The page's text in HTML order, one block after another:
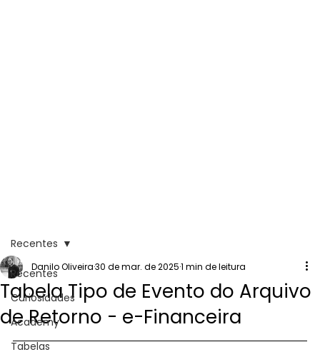
Recentes
Curiosidades
Academy
Tabelas
Recentes
Tabela Tipo de Evento do Arquivo
de Retorno - e-Financeira
Danilo Oliveira30 de mar. de 20251 min de leitura